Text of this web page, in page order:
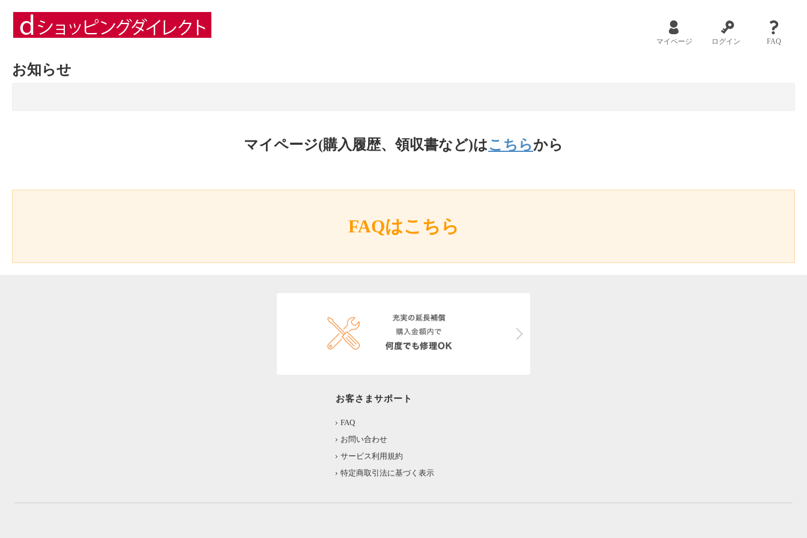
マイページ ログイン FAQ
お知らせ
マイページ(購入履歴、領収書など)はこちらから
FAQはこちら
お客さまサポート
FAQ
お問い合わせ
サービス利用規約
特定商取引法に基づく表示